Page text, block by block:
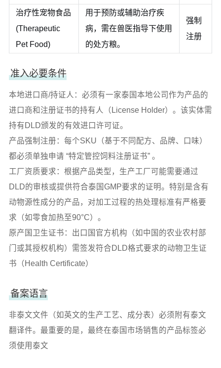
治疗性宠物食品
(Therapeutic
Pet Food)
用于预防或辅助治疗疾
病，需在兽医指导下使用
的处方粮。
强制
注册
准入必要条件
本地进口商/持证人：必须有一家泰国本地公司作为产品的
进口商和注册证书的持有人（License Holder）。该实体需
持有DLD颁发的有效进口许可证。
产品强制注册：每个SKU（基于不同配方、品牌、口味）
都必须单独申请 “特定管控饲料注册证书” 。
工厂资质要求：根据产品类型，生产工厂可能需要通过
DLD的审核或提供符合泰国GMP要求的证明。特别是含有
动物源性成分的产品，对加工过程的热处理标准有严格要
求（如零食加热至90°C）。
原产国卫生证书：出口国官方机构（如中国的农业农村部
门或其授权机构）需签发符合DLD格式要求的动物卫生证
书（Health Certificate）
备案语言
非泰文文件（如英文的生产工艺、成分表）必须附有泰文
翻译件。最重要的是，最终在泰国市场销售的产品标签必
须使用泰文